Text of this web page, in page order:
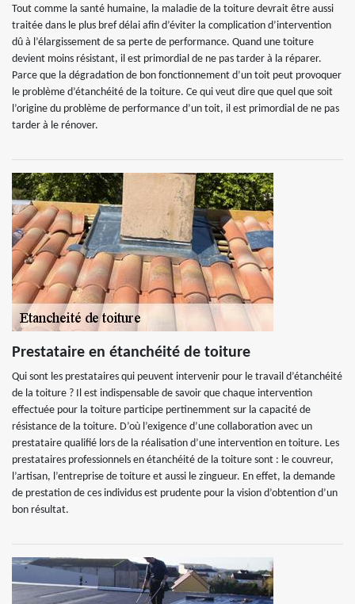
Tout comme la santé humaine, la maladie de la toiture devrait être aussi
traitée dans le plus bref délai afin d’éviter la complication d’intervention
dû à l’élargissement de sa perte de performance. Quand une toiture
devient moins résistant, il est primordial de ne pas tarder à la réparer.
Parce que la dégradation de bon fonctionnement d’un toit peut provoquer
le problème d’étanchéité de la toiture. Ce qui veut dire que quel que soit
l’origine du problème de performance d’un toit, il est primordial de ne pas
tarder à le rénover.
Prestataire en étanchéité de toiture
Qui sont les prestataires qui peuvent intervenir pour le travail d’étanchéité
de la toiture ? Il est indispensable de savoir que chaque intervention
effectuée pour la toiture participe pertinemment sur la capacité de
résistance de la toiture. D’où l’exigence d’une collaboration avec un
prestataire qualifié lors de la réalisation d’une intervention en toiture. Les
prestataires professionnels en étanchéité de la toiture sont : le couvreur,
l’artisan, l’entreprise de toiture et aussi le zingueur. En effet, la demande
de prestation de ces individus est prudente pour la vision d’obtention d’un
bon résultat.